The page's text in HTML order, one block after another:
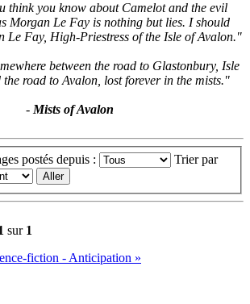
think you know about Camelot and the evil
Morgan Le Fay is nothing but lies. I should
Le Fay, High-Priestress of the Isle of Avalon."
between the road to Glastonbury, Isle
the road to Avalon, lost forever in the mists."
- Mists of Avalon
postés depuis : Trier par
sur 1
fiction - Anticipation »